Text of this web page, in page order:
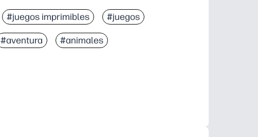
#juegos imprimibles #juegos
#aventura #animales